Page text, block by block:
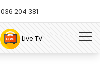
036 204 381
Live TV